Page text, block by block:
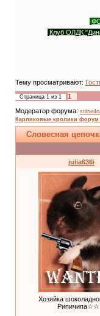
Клуб ОЛДК
Тему просматривают:
Страница 1 из 1
1
Модератор форума:
Карликовые кролики
Словесная
julia636i
Хозяйка